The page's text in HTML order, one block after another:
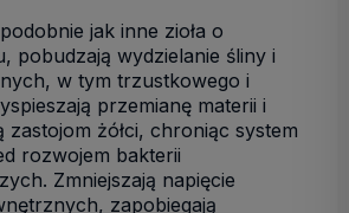
jak inne zioła o
pobudzają wydzielanie śliny i
w tym trzustkowego i
przemianę materii i
zastojom żółci, chroniąc system
rozwojem bakterii
Zmniejszają napięcie
zapobiegają